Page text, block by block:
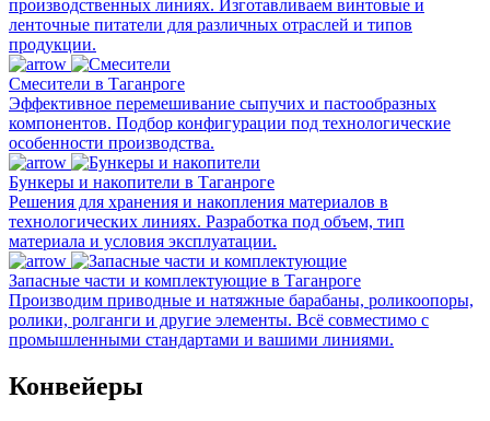
производственных линиях. Изготавливаем винтовые и
ленточные питатели для различных отраслей и типов
продукции.
Смесители в Таганроге
Эффективное перемешивание сыпучих и пастообразных
компонентов. Подбор конфигурации под технологические
особенности производства.
Бункеры и накопители в Таганроге
Решения для хранения и накопления материалов в
технологических линиях. Разработка под объем, тип
материала и условия эксплуатации.
Запасные части и комплектующие в Таганроге
Производим приводные и натяжные барабаны, роликоопоры,
ролики, ролганги и другие элементы. Всё совместимо с
промышленными стандартами и вашими линиями.
Конвейеры